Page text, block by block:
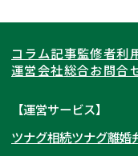
北海道
岩手県
秋田県
福島県
関東
東京都
埼玉県
茨城県
東海
愛知県
岐阜県
関西
大阪府
北陸・甲信越
相続登記
相続手続き
家族信託
コラム記事監修者利
運営会社総合お問合
【運営サービス】
ツナグ相続ツナグ離婚